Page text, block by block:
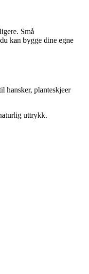
Små
kan bygge dine egne
hansker, planteskjeer
uttrykk.